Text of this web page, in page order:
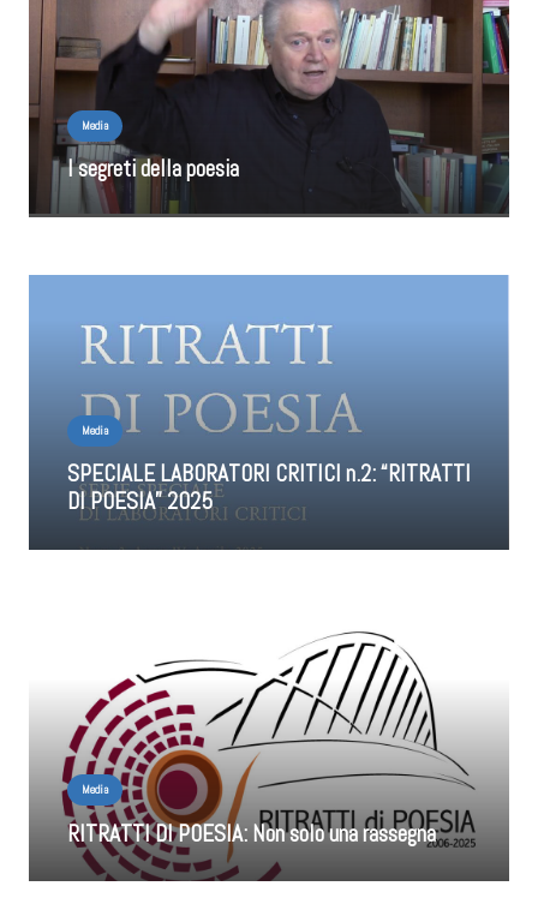
Media
I segreti della poesia
Media
SPECIALE LABORATORI CRITICI n.2: “RITRATTI
DI POESIA” 2025
Media
RITRATTI DI POESIA: Non solo una rassegna